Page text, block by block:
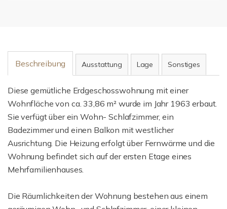
Beschreibung Ausstattung Lage Sonstiges
Diese gemütliche Erdgeschosswohnung mit einer
Wohnfläche von ca. 33,86 m² wurde im Jahr 1963 erbaut.
Sie verfügt über ein Wohn- Schlafzimmer, ein
Badezimmer und einen Balkon mit westlicher
Ausrichtung. Die Heizung erfolgt über Fernwärme und die
Wohnung befindet sich auf der ersten Etage eines
Mehrfamilienhauses.
Die Räumlichkeiten der Wohnung bestehen aus einem